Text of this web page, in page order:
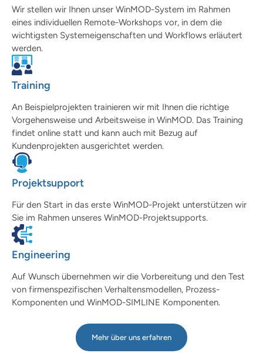
Wir stellen wir Ihnen unser WinMOD-System im Rahmen
eines individuellen Remote-Workshops vor, in dem die
wichtigsten Systemeigenschaften und Workflows erläutert
werden.
Training
An Beispielprojekten trainieren wir mit Ihnen die richtige
Vorgehensweise und Arbeitsweise in WinMOD. Das Training
findet online statt und kann auch mit Bezug auf
Kundenprojekten ausgerichtet werden.
Projektsupport
Für den Start in das erste WinMOD-Projekt unterstützen wir
Sie im Rahmen unseres WinMOD-Projektsupports.
Engineering
Auf Wunsch übernehmen wir die Vorbereitung und den Test
von firmenspezifischen Verhaltensmodellen, Prozess-
Komponenten und WinMOD-SIMLINE Komponenten.
Mehr über uns erfahren